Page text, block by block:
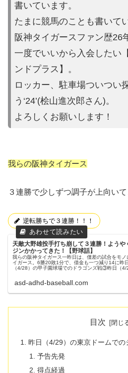
書いています。
たまに競馬のことも書いて
阪神タイガースファン歴26
一度でいいから入会したい
ンドプラス】。
ロッカー、駐車場ついつい
う‘24’(桧山進次郎さん)。
よろしくお願いします！
我らの阪神タイガース
３連勝で少しずつ調子が上向いて
逆転勝ちで３連勝！！！
天敵大野雄投手打ち崩して３連勝！ようや
ジンかかってきた！【野球話】
我らの阪神タイガース一昨日は、僅差の試合をモノ
イガース。6勝20敗1分で、借金も一つ減り14に昨日
（4/28）の甲子園球場でのドラゴンズ戦③昨日（4/
連戦の３戦目でした。予...
asd-adhd-baseball.com
目次
昨日（4/29）の東京ドームで
予告先発
得点経過